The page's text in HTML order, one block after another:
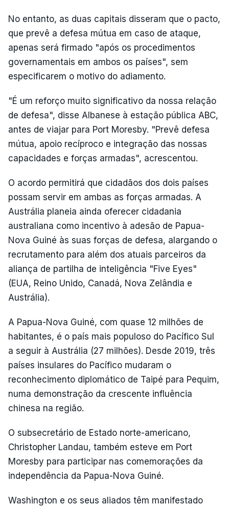
No entanto, as duas capitais disseram que o pacto,
que prevê a defesa mútua em caso de ataque,
apenas será firmado "após os procedimentos
governamentais em ambos os países", sem
especificarem o motivo do adiamento.
"É um reforço muito significativo da nossa relação
de defesa", disse Albanese à estação pública ABC,
antes de viajar para Port Moresby. "Prevê defesa
mútua, apoio recíproco e integração das nossas
capacidades e forças armadas", acrescentou.
O acordo permitirá que cidadãos dos dois países
possam servir em ambas as forças armadas. A
Austrália planeia ainda oferecer cidadania
australiana como incentivo à adesão de Papua-
Nova Guiné às suas forças de defesa, alargando o
recrutamento para além dos atuais parceiros da
aliança de partilha de inteligência "Five Eyes"
(EUA, Reino Unido, Canadá, Nova Zelândia e
Austrália).
A Papua-Nova Guiné, com quase 12 milhões de
habitantes, é o país mais populoso do Pacífico Sul
a seguir à Austrália (27 milhões). Desde 2019, três
países insulares do Pacífico mudaram o
reconhecimento diplomático de Taipé para Pequim,
numa demonstração da crescente influência
chinesa na região.
O subsecretário de Estado norte-americano,
Christopher Landau, também esteve em Port
Moresby para participar nas comemorações da
independência da Papua-Nova Guiné.
Washington e os seus aliados têm manifestado